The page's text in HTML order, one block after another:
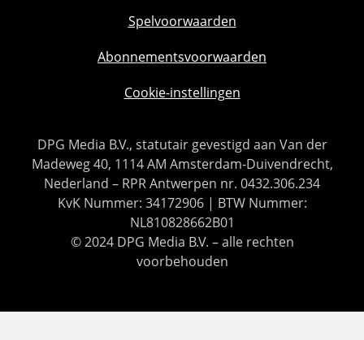
Spelvoorwaarden
Abonnementsvoorwaarden
Cookie-instellingen
DPG Media B.V., statutair gevestigd aan Van der
Madeweg 40, 1114 AM Amsterdam-Duivendrecht,
Nederland – RPR Antwerpen nr. 0432.306.234
KvK Nummer: 34172906 | BTW Nummer:
NL810828662B01
© 2024 DPG Media B.V. – alle rechten
voorbehouden